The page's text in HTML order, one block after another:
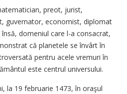
preot, jurist,
guvernator, economist, diplomat
domeniul care l-a consacrat,
că planetele se învârt în
pentru acele vremuri în
este centrul universului.
la 19 februarie 1473, în oraşul